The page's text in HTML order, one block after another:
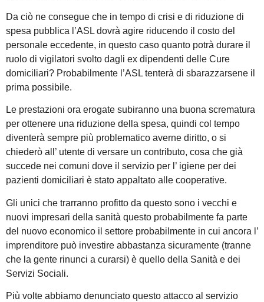
Da ciò ne consegue che in tempo di crisi e di riduzione di
spesa pubblica l’ASL dovrà agire riducendo il costo del
personale eccedente, in questo caso quanto potrà durare il
ruolo di vigilatori svolto dagli ex dipendenti delle Cure
domiciliari? Probabilmente l’ASL tenterà di sbarazzarsene il
prima possibile.
Le prestazioni ora erogate subiranno una buona scrematura
per ottenere una riduzione della spesa, quindi col tempo
diventerà sempre più problematico averne diritto, o si
chiederò all’ utente di versare un contributo, cosa che già
succede nei comuni dove il servizio per l’ igiene per dei
pazienti domiciliari è stato appaltato alle cooperative.
Gli unici che trarranno profitto da questo sono i vecchi e
nuovi impresari della sanità questo probabilmente fa parte
del nuovo economico il settore probabilmente in cui ancora l’
imprenditore può investire abbastanza sicuramente (tranne
che la gente rinunci a curarsi) è quello della Sanità e dei
Servizi Sociali.
Più volte abbiamo denunciato questo attacco al servizio